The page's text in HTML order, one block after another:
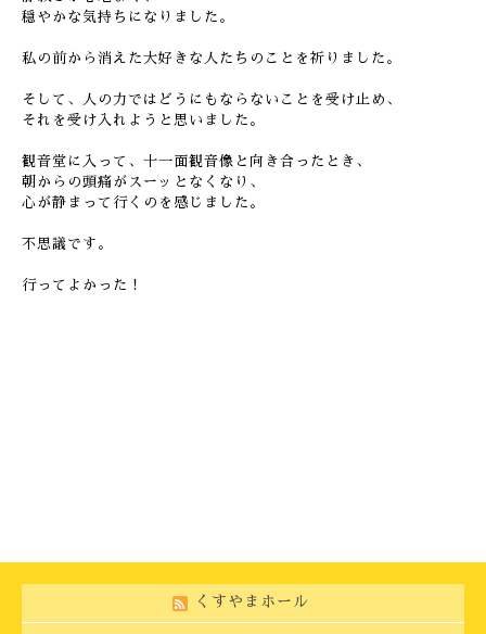
穏やかな気持ちになりました。
私の前から消えた大好きな人たちのことを祈りました。
そして、人の力ではどうにもならないことを受け止め、
それを受け入れようと思いました。
観音堂に入って、十一面観音像と向き合ったとき、
朝からの頭痛がスーッとなくなり、
心が静まって行くのを感じました。
不思議です。
行ってよかった！
くすやまホール